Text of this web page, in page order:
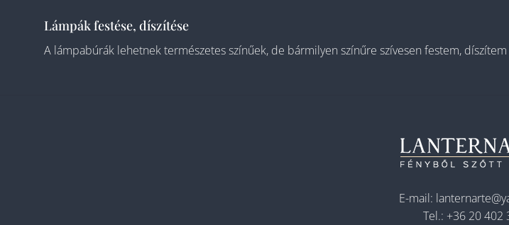
Lámpák festése, díszítése
A lámpabúrák lehetnek természetes színűek, de bármilyen színűre szívesen festem,
E-mail:
Tel.: +36 20 402